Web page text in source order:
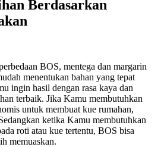
Berdasarkan
BOS, mentega dan margarin
menentukan bahan yang tepat
ingin hasil dengan rasa kaya dan
terbaik. Jika Kamu membutuhkan
untuk membuat kue rumahan,
ketika Kamu membutuhkan
roti atau kue tertentu, BOS bisa
memuaskan.